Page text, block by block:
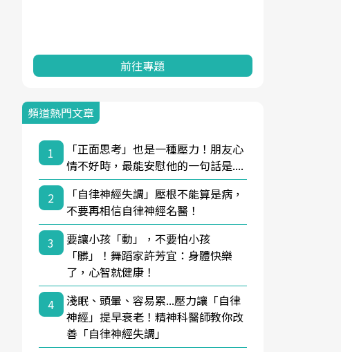
前往專題
頻道熱門文章
1
「正面思考」也是一種壓力！朋友心
情不好時，最能安慰他的一句話是....
2
「自律神經失調」壓根不能算是病，
不要再相信自律神經名醫！
3
要讓小孩「動」，不要怕小孩
「髒」！舞蹈家許芳宜：身體快樂
了，心智就健康！
4
淺眠、頭暈、容易累...壓力讓「自律
神經」提早衰老！精神科醫師教你改
善「自律神經失調」